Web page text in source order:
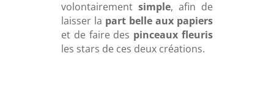
volontairementsimple, afin de
laisser la part belle aux papiers
et de faire des pinceaux fleuris
les stars de ces deux créations.